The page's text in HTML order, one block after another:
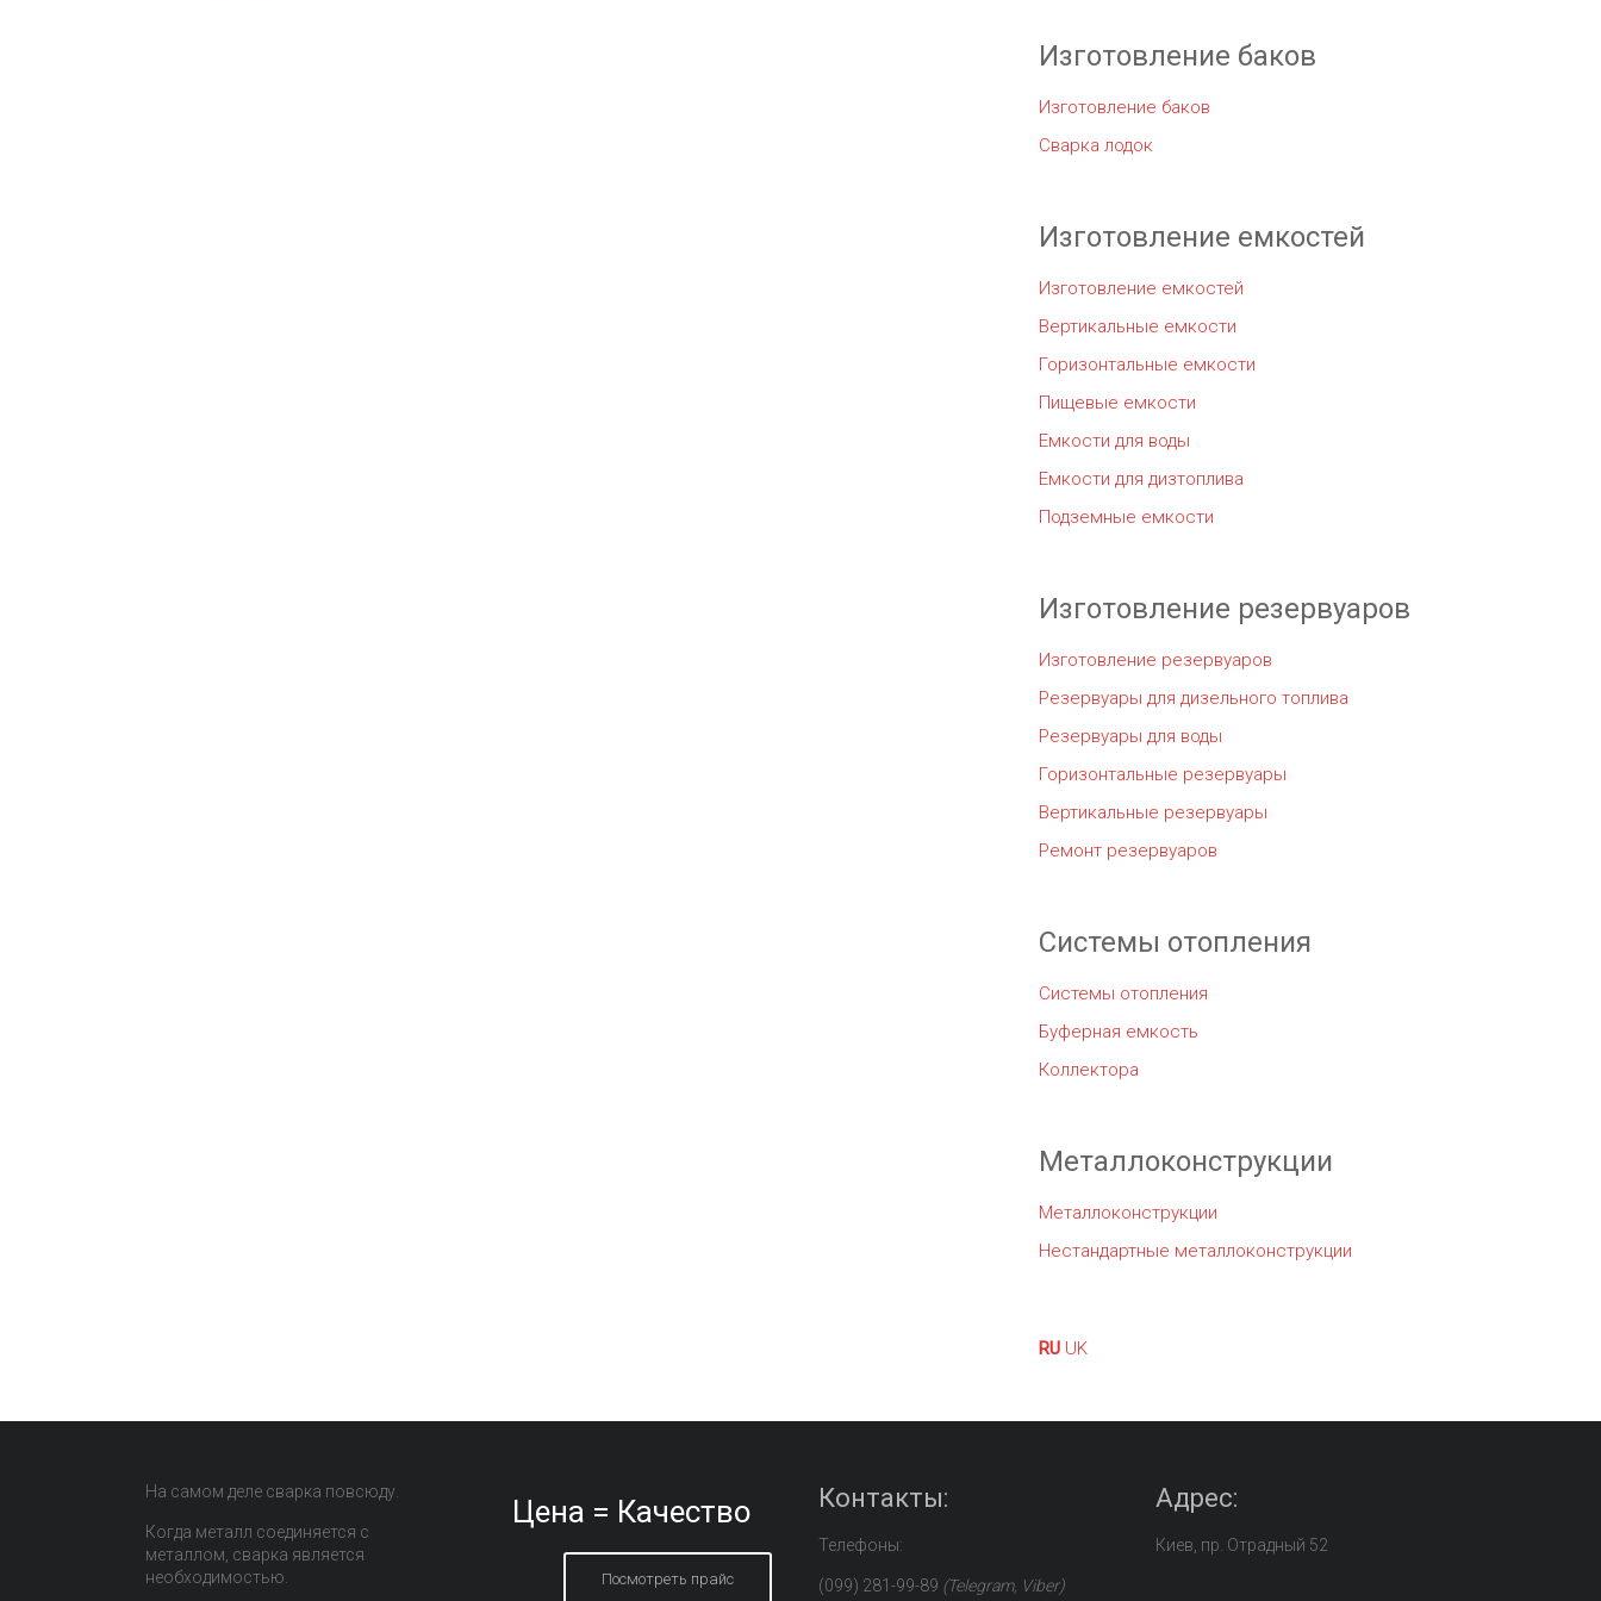
Изготовление баков
Изготовление баков
Сварка лодок
Изготовление емкостей
Изготовление емкостей
Вертикальные емкости
Горизонтальные емкости
Пищевые емкости
Емкости для воды
Емкости для дизтоплива
Подземные емкости
Изготовление резервуаров
Изготовление резервуаров
Резервуары для дизельного топлива
Резервуары для воды
Горизонтальные резервуары
Вертикальные резервуары
Ремонт резервуаров
Системы отопления
Системы отопления
Буферная емкость
Коллектора
Металлоконструкции
Металлоконструкции
Нестандартные металлоконструкции
RU UK
На самом деле сварка повсюду.
Когда металл соединяется с
металлом, сварка является
необходимостью.
Цена = Качество
Посмотреть прайс
Контакты:
Телефоны:
(099) 281-99-89 (Telegram, Viber)
Адрес:
Киев, пр. Отрадный 52